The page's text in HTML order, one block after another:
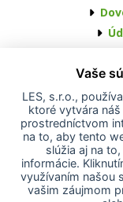
Vaše
LES, s.r.o.,
ktoré vytvára
prostredníctvom
na to, aby tento
slúžia aj na
informácie.
využívaním našou
vašim záujmom